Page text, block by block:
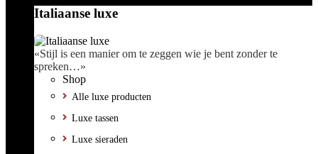
Italiaanse luxe
«Stijl is een manier om te zeggen wie je bent zonder te
spreken…»
Shop
Alle luxe producten
Luxe tassen
Luxe sieraden